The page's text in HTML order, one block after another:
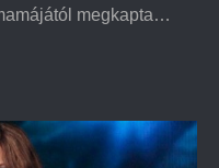
megkapta…